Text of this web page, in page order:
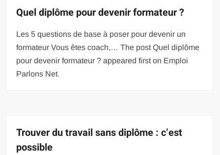
Quel diplôme pour devenir formateur ?
Les 5 questions de base à poser pour devenir un
formateur Vous êtes coach,… The post Quel diplôme
pour devenir formateur ? appeared first on Emploi
Parlons Net.
Trouver du travail sans diplôme : c’est
possible